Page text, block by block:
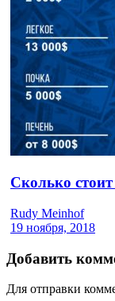
Сколько
Rudy Meinhof
19 ноября, 2018
Добавить
Для отправки